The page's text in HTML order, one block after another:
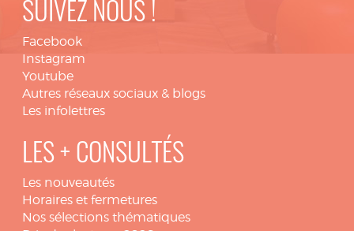
SUIVEZ NOUS !
Facebook
Instagram
Youtube
Autres réseaux sociaux & blogs
Les infolettres
LES + CONSULTÉS
Les nouveautés
Horaires et fermetures
Nos sélections thématiques